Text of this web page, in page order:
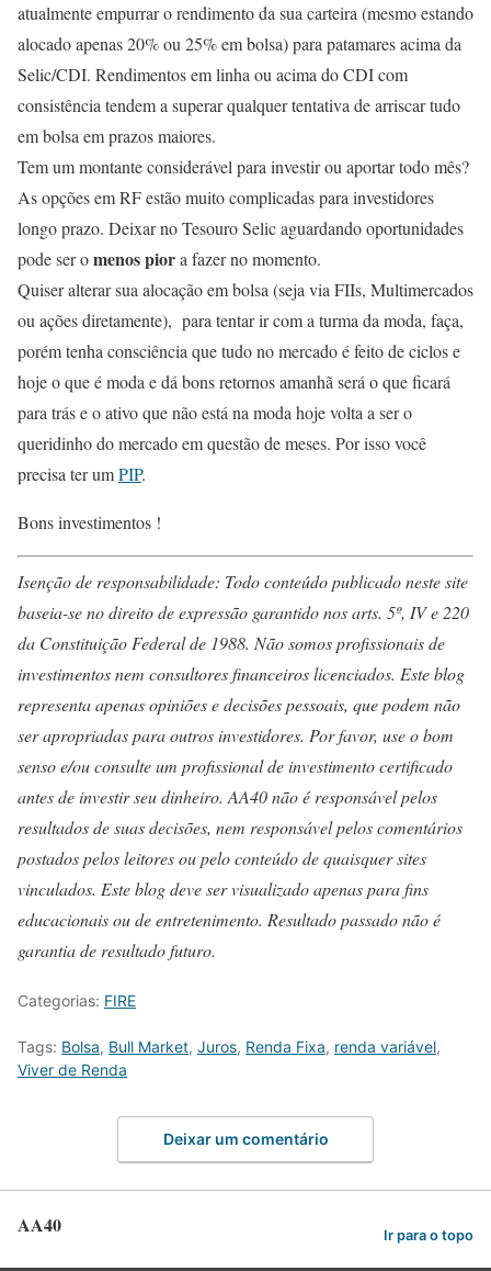
atualmente empurrar o rendimento da sua carteira (mesmo estando
alocado apenas 20% ou 25% em bolsa) para patamares acima da
Selic/CDI. Rendimentos em linha ou acima do CDI com
consistência tendem a superar qualquer tentativa de arriscar tudo
em bolsa em prazos maiores.
Tem um montante considerável para investir ou aportar todo mês?
As opções em RF estão muito complicadas para investidores
longo prazo. Deixar no Tesouro Selic aguardando oportunidades
pode ser omenos piora fazer no momento.
Quiser alterar sua alocação em bolsa (seja via FIIs, Multimercados
ou ações diretamente), para tentar ir com a turma da moda, faça,
porém tenha consciência que tudo no mercado é feito de ciclos e
hoje o que é moda e dá bons retornos amanhã será o que ficará
para trás e o ativo que não está na moda hoje volta a ser o
queridinho do mercado em questão de meses. Por isso você
precisa ter umPIP.
Bons investimentos !
Isenção de responsabilidade: Todo conteúdo publicado neste site
baseia-se no direito de expressão garantido nos arts. 5º, IV e 220
da Constituição Federal de 1988. Não somos profissionais de
investimentos nem consultores financeiros licenciados. Este blog
representa apenas opiniões e decisões pessoais, que podem não
ser apropriadas para outros investidores. Por favor, use o bom
senso e/ou consulte um profissional de investimento certificado
antes de investir seu dinheiro. AA40 não é responsável pelos
resultados de suas decisões, nem responsável pelos comentários
postados pelos leitores ou pelo conteúdo de quaisquer sites
vinculados. Este blog deve ser visualizado apenas para fins
educacionais ou de entretenimento. Resultado passado não é
garantia de resultado futuro.
Categorias: FIRE
Tags: Bolsa, Bull Market, Juros, Renda Fixa, renda variável,
Viver de Renda
Deixar um comentário
AA40 Ir para o topo